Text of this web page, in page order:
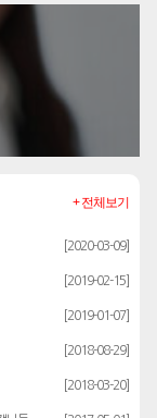
[2020-03-09]
[2019-02-15]
[2019-01-07]
[2018-08-29]
[2018-03-20]
+ 전체보기